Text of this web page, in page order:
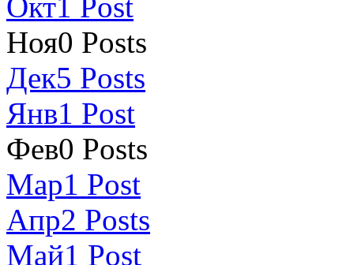
Окт1 Post
Ноя0 Posts
Дек5 Posts
Янв1 Post
Фев0 Posts
Мар1 Post
Апр2 Posts
Май1 Post